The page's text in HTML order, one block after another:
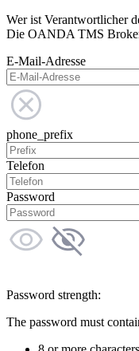
Wer ist Verantwortlicher
Die OANDA TMS
E-Mail-Adresse
phone_prefix
Telefon
Password
Password strength:
The password must